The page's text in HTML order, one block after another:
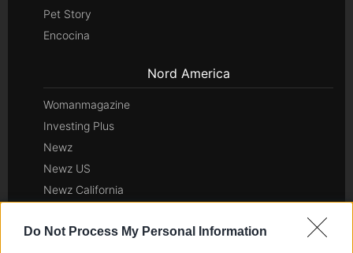
Do Not Process My Personal Information
Pet Story
Encocina
Nord America
Womanmagazine
Investing Plus
Newz
Newz US
Newz California
Newz Florida